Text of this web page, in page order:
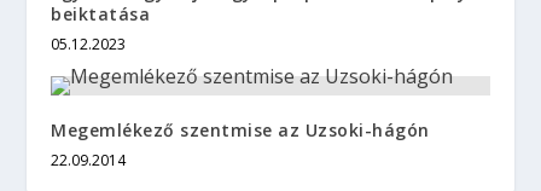
beiktatása
05.12.2023
Megemlékező szentmise az Uzsoki-hágón
22.09.2014